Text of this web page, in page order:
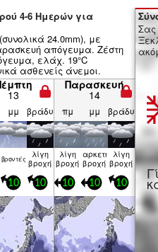
4-6 Ημερών για
24.0mm), με
απόγευμα. Ζέστη
ελάχ. 19°C
ασθενείς άνεμοι.
13
Παρασκευή
14
μμ βράδυ πμ μμ βράδυ
βρον­τές λίγη
βροχή
λίγη
βροχή
αρκετή
βροχή
λίγη
βροχή
10 10 10 10 10
Σας